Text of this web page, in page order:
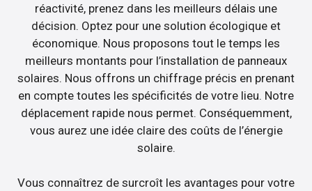
réactivité, prenez dans les meilleurs délais une
décision. Optez pour une solution écologique et
économique. Nous proposons tout le temps les
meilleurs montants pour l’installation de panneaux
solaires. Nous offrons un chiffrage précis en prenant
en compte toutes les spécificités de votre lieu. Notre
déplacement rapide nous permet. Conséquemment,
vous aurez une idée claire des coûts de l’énergie
solaire.
Vous connaîtrez de surcroît les avantages pour votre